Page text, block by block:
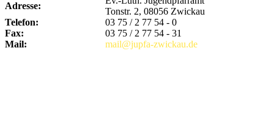
Adresse:
Tonstr. 2, 08056 Zwickau
Telefon:
03 75 / 2 77 54 - 0
Fax:
03 75 / 2 77 54 - 31
Mail:
mail@jupfa-zwickau.de